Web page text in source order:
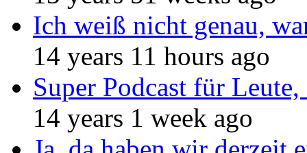
Ich weiß nicht genau,
14 years 11 hours ago
Super Podcast für Leute,
14 years 1 week ago